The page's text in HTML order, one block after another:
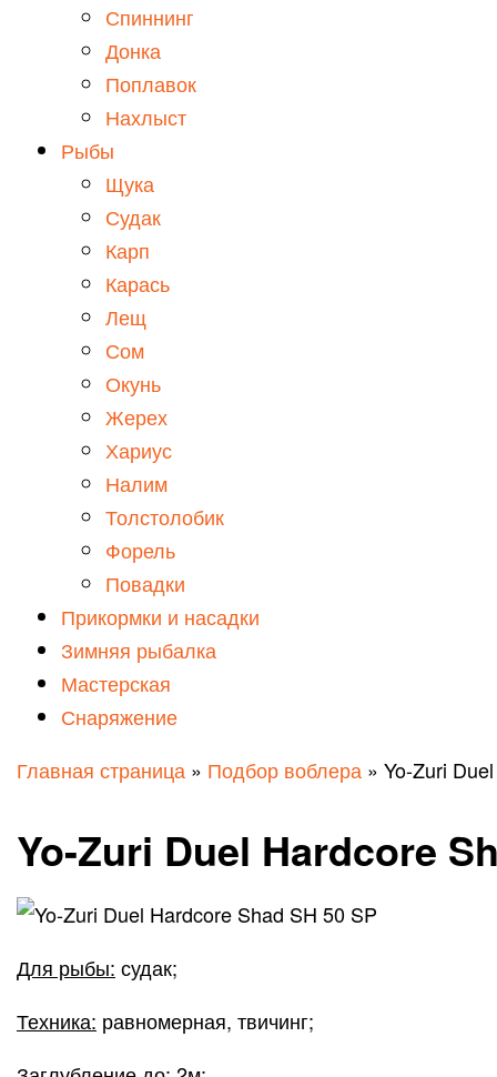
Спиннинг
Донка
Поплавок
Нахлыст
Рыбы
Щука
Судак
Карп
Карась
Лещ
Сом
Окунь
Жерех
Хариус
Налим
Толстолобик
Форель
Повадки
Прикормки и насадки
Зимняя рыбалка
Мастерская
Снаряжение
Главная страница » Подбор воблера » Yo-Zuri
Yo-Zuri Duel Hardcore
Для рыбы: судак;
Техника: равномерная, твичинг;